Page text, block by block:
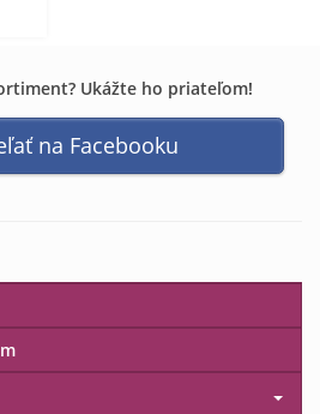
Ukážte ho priateľom!
na Facebooku